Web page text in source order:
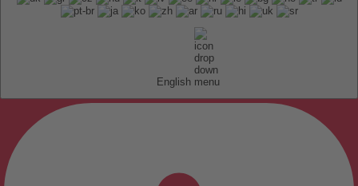
English